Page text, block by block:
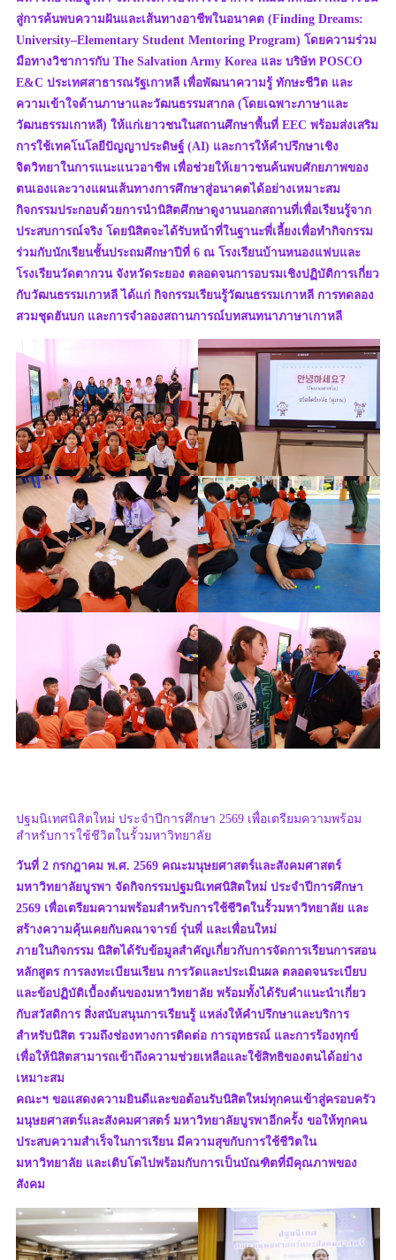
สู่การค้นพบความฝันและเส้นทางอาชีพในอนาคต (Finding Dreams:
University–Elementary Student Mentoring Program) โดยความร่วม
มือทางวิชาการกับ The Salvation Army Korea และ บริษัท POSCO
E&C ประเทศสาธารณรัฐเกาหลี เพื่อพัฒนาความรู้ ทักษะชีวิต และ
ความเข้าใจด้านภาษาและวัฒนธรรมสากล (โดยเฉพาะภาษาและ
วัฒนธรรมเกาหลี) ให้แก่เยาวชนในสถานศึกษาพื้นที่ EEC พร้อมส่งเสริม
การใช้เทคโนโลยีปัญญาประดิษฐ์ (AI) และการให้คำปรึกษาเชิง
จิตวิทยาในการแนะแนวอาชีพ เพื่อช่วยให้เยาวชนค้นพบศักยภาพของ
ตนเองและวางแผนเส้นทางการศึกษาสู่อนาคตได้อย่างเหมาะสม
กิจกรรมประกอบด้วยการนำนิสิตศึกษาดูงานนอกสถานที่เพื่อเรียนรู้จาก
ประสบการณ์จริง โดยนิสิตจะได้รับหน้าที่ในฐานะพี่เลี้ยงเพื่อทำกิจกรรม
ร่วมกับนักเรียนชั้นประถมศึกษาปีที่ 6 ณ โรงเรียนบ้านหนองแฟบและ
โรงเรียนวัดตากวน จังหวัดระยอง ตลอดจนการอบรมเชิงปฏิบัติการเกี่ยว
กับวัฒนธรรมเกาหลี ได้แก่ กิจกรรมเรียนรู้วัฒนธรรมเกาหลี การทดลอง
สวมชุดฮันบก และการจำลองสถานการณ์บทสนทนาภาษาเกาหลี
ปฐมนิเทศนิสิตใหม่ ประจำปีการศึกษา 2569 เพื่อเตรียมความพร้อม
สำหรับการใช้ชีวิตในรั้วมหาวิทยาลัย
วันที่ 2 กรกฎาคม พ.ศ. 2569 คณะมนุษยศาสตร์และสังคมศาสตร์
มหาวิทยาลัยบูรพา จัดกิจกรรมปฐมนิเทศนิสิตใหม่ ประจำปีการศึกษา
2569 เพื่อเตรียมความพร้อมสำหรับการใช้ชีวิตในรั้วมหาวิทยาลัย และ
สร้างความคุ้นเคยกับคณาจารย์ รุ่นพี่ และเพื่อนใหม่
ภายในกิจกรรม นิสิตได้รับข้อมูลสำคัญเกี่ยวกับการจัดการเรียนการสอน
หลักสูตร การลงทะเบียนเรียน การวัดและประเมินผล ตลอดจนระเบียบ
และข้อปฏิบัติเบื้องต้นของมหาวิทยาลัย พร้อมทั้งได้รับคำแนะนำเกี่ยว
กับสวัสดิการ สิ่งสนับสนุนการเรียนรู้ แหล่งให้คำปรึกษาและบริการ
สำหรับนิสิต รวมถึงช่องทางการติดต่อ การอุทธรณ์ และการร้องทุกข์
เพื่อให้นิสิตสามารถเข้าถึงความช่วยเหลือและใช้สิทธิของตนได้อย่าง
เหมาะสม
คณะฯ ขอแสดงความยินดีและขอต้อนรับนิสิตใหม่ทุกคนเข้าสู่ครอบครัว
มนุษยศาสตร์และสังคมศาสตร์ มหาวิทยาลัยบูรพาอีกครั้ง ขอให้ทุกคน
ประสบความสำเร็จในการเรียน มีความสุขกับการใช้ชีวิตใน
มหาวิทยาลัย และเติบโตไปพร้อมกับการเป็นบัณฑิตที่มีคุณภาพของ
สังคม